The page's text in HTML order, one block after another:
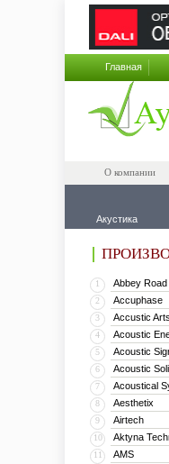
Главная
О компании
Акустика
1 Abbey Road
2 Accuphase
3 Accustic Arts
4 Acoustic
5 Acoustic
6 Acoustic
7 Acoustical
8 Aesthetix
9 Airtech
10 Aktyna
11 AMS